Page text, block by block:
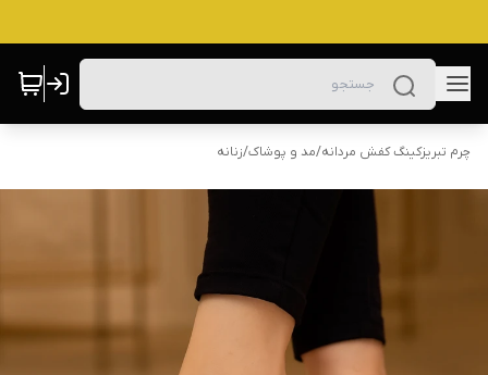
چرم تبریزکینگ کفش مردانه/مد و پوشاک/زنانه